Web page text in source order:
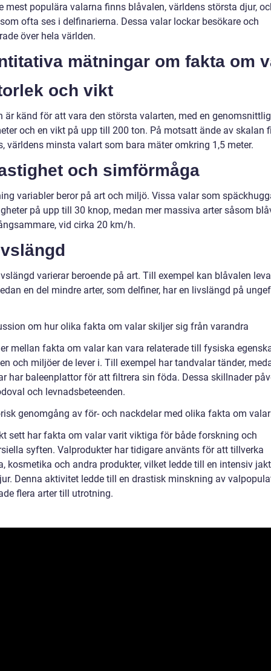
mest populära valarna finns blåvalen, världens största djur,
ofta ses i delfinarierna. Dessa valar lockar besökare och
över hela världen.
mätningar om fakta om
och vikt
är känd för att vara den största valarten, med en
och en vikt på upp till 200 ton. På motsatt ände av skalan
världens minsta valart som bara mäter omkring 1,5 meter.
och simförmåga
variabler beror på art och miljö. Vissa valar som
på upp till 30 knop, medan mer massiva arter såsom
vid cirka 20 km/h.
varierar beroende på art. Till exempel kan blåvalen
en del mindre arter, som delfiner, har en livslängd på
om hur olika fakta om valar skiljer sig från varandra
mellan fakta om valar kan vara relaterade till fysiska
och miljöer de lever i. Till exempel har tandvalar tänder,
har baleenplattor för att filtrera sin föda. Dessa skillnader
och levnadsbeteenden.
genomgång av för- och nackdelar med olika fakta om valar
sett har fakta om valar varit viktiga för både forskning och
syften. Valprodukter har tidigare använts för att tillverka
kosmetika och andra produkter, vilket ledde till en intensiv
Denna aktivitet ledde till en drastisk minskning av
flera arter till utrotning.